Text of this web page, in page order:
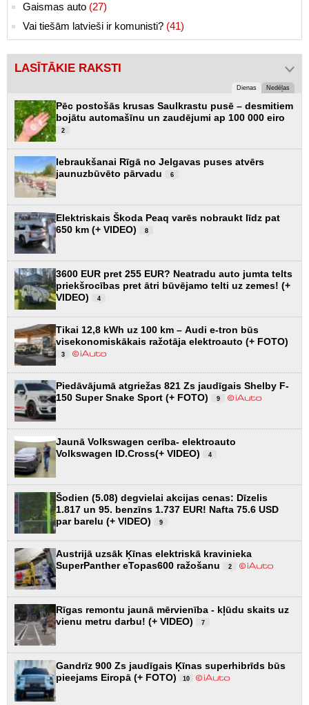
Gaismas auto (27)
Vai tiešām latvieši ir komunisti? (41)
LASĪTĀKIE RAKSTI
Dienas Nedēļas
Pēc postošās krusas Saulkrastu pusē – desmitiem
bojātu automašīnu un zaudējumi ap 100 000 eiro
2
Iebraukšanai Rīgā no Jelgavas puses atvērs
jaunuzbūvēto pārvadu
6
Elektriskais Škoda Peaq varēs nobraukt līdz pat
650 km (+ VIDEO)
8
3600 EUR pret 255 EUR? Neatradu auto jumta telts
priekšrocības pret ātri būvējamo telti uz zemes! (+
VIDEO)
4
Tikai 12,8 kWh uz 100 km – Audi e-tron būs
visekonomiskākais ražotāja elektroauto (+ FOTO)
3
Piedāvājumā atgriežas 821 Zs jaudīgais Shelby F-
150 Super Snake Sport (+ FOTO)
9
Jaunā Volkswagen cerība- elektroauto
Volkswagen ID.Cross(+ VIDEO)
4
Šodien (5.08) degvielai akcijas cenas: Dīzelis
1.817 un 95. benzīns 1.737 EUR! Nafta 75.6 USD
par barelu (+ VIDEO)
9
Austrijā uzsāk Ķīnas elektriskā kravinieka
SuperPanther eTopas600 ražošanu
2
Rīgas remontu jaunā mērvienība - kļūdu skaits uz
vienu metru darbu! (+ VIDEO)
7
Gandrīz 900 Zs jaudīgais Ķīnas superhibrīds būs
pieejams Eiropā (+ FOTO)
10